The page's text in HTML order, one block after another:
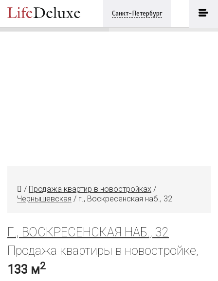
Санкт-Петербург
/ Продажа квартир в новостройках /
Чернышевская / г., Воскресенская наб., 32
Г., ВОСКРЕСЕНСКАЯ НАБ., 32
Продажа квартиры в новостройке,
133 м2
Приоритет
+7 (812) 7482683 ПОЗВОНИТЬ